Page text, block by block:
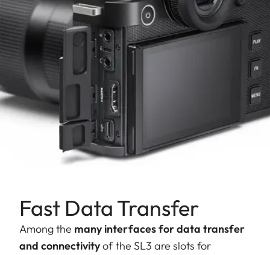
Fast Data Transfer
Among the many interfaces for data transfer
and connectivityof the SL3 are slots for